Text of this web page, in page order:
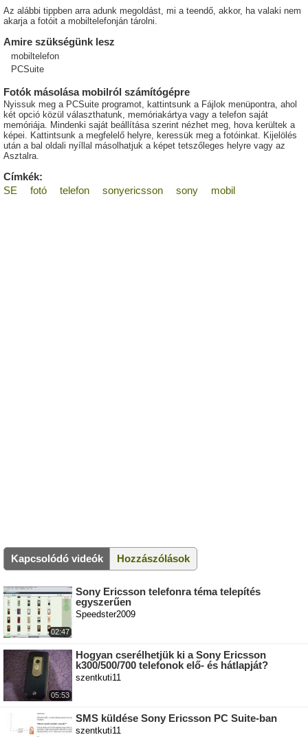
Az alábbi tippben arra adunk megoldást, mi a teendő, akkor, ha valaki nem
akarja a fotóit a mobiltelefonján tárolni.
Amire szükségünk lesz
mobiltelefon
PCSuite
Fotók másolása mobilról számítógépre
Nyissuk meg a PCSuite programot, kattintsunk a Fájlok menüpontra, ahol
két opció közül választhatunk, memóriakártya vagy a telefon saját
memóriája. Mindenki saját beállítása szerint nézhet meg, hova kerültek a
képei. Kattintsunk a megfelelő helyre, keressük meg a fotóinkat. Kijelölés
után a bal oldali nyíllal másolhatjuk a képet tetszőleges helyre vagy az
Asztalra.
Címkék:
SE
fotó telefon sonyericsson sony mobil
Kapcsolódó videók Hozzászólások
02:47
Sony Ericsson telefonra téma telepítés
egyszerűen
Speedster2009
05:53
Hogyan cserélhetjük ki a Sony Ericsson
k300/500/700 telefonok elő- és hátlapját?
szentkuti11
SMS küldése Sony Ericsson PC Suite-ban
szentkuti11